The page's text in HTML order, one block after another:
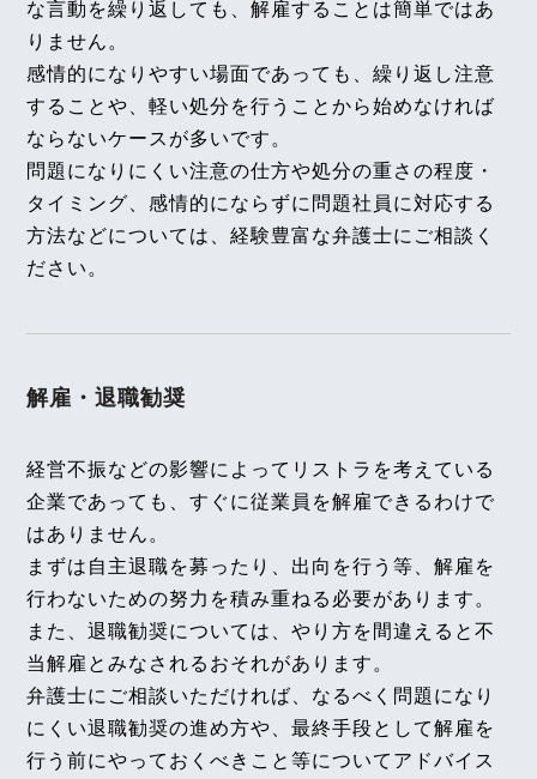
【知っておきたい労働法Q&A】「第92回 定年後再
雇用と雇止めにおける期待可能性、会社に無断の副
業と労働時間の通算」の論文を、企業法務担当執行
役員・弁護士 家永 勲、シニアアソシエイト・弁護
士 髙木 勝瑛が執筆しました。
独立行政法人 高齢・障害・求職者雇用支援機構
2026年3月1日〈発行〉
解決！！身近な不動産トラブル」
全国賃貸住宅新聞 2026年2月9日〈発行〉
2026年2月4日
『高齢者住宅新聞』
企業法務担当執行役員・弁護士 家永 勲による連載
「介護施設を取り巻く法律問題の今」『第172回
賃貸人の告知義務』
高齢者住宅新聞 2026年2月4日〈発行〉
経過措置に基づく手当支給相違の短時間・有期雇用
労働者法８条違反該当性～大阪地裁令和６年６月２
０日判決～
【不動産業界】2025年7月号Vol.128
水道代の消滅時効の考え方
2025年7月号Vol.163
飲酒運転等を理由とする懲戒免職処分により退職し
【不動産業界】2025年6月号Vol.127
2025年6月号Vol.162
在宅勤務者に対する出社命令等の有効性（アイ・デ
ィ・エイチ事件）～東京地方裁判所令和４年１１月
１６日判決～
【不動産業界】2025年5月号Vol.126
強風により建物の窓枠が外れ入居者所有車両が損傷
した場合の賠償責任
2025年5月号Vol.161
な言動を繰り返しても、解雇することは簡単ではあ
りません。
感情的になりやすい場面であっても、繰り返し注意
することや、軽い処分を行うことから始めなければ
ならないケースが多いです。
問題になりにくい注意の仕方や処分の重さの程度・
タイミング、感情的にならずに問題社員に対応する
方法などについては、経験豊富な弁護士にご相談く
ださい。
解雇・退職勧奨
経営不振などの影響によってリストラを考えている
企業であっても、すぐに従業員を解雇できるわけで
はありません。
まずは自主退職を募ったり、出向を行う等、解雇を
行わないための努力を積み重ねる必要があります。
また、退職勧奨については、やり方を間違えると不
当解雇とみなされるおそれがあります。
弁護士にご相談いただければ、なるべく問題になり
にくい退職勧奨の進め方や、最終手段として解雇を
行う前にやっておくべきこと等についてアドバイス